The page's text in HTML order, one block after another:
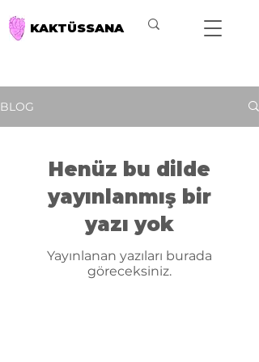
KAKTÜSSANA
BLOG
Henüz bu dilde
yayınlanmış bir
yazı yok
Yayınlanan yazıları burada
göreceksiniz.